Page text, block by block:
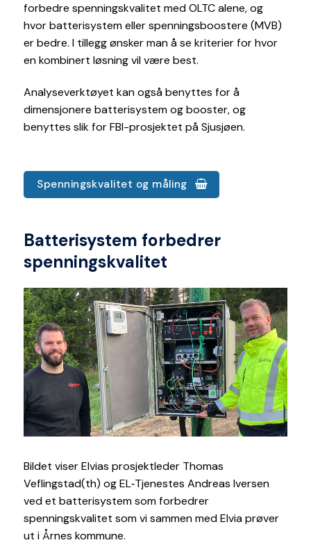
forbedre spenningskvalitet med OLTC alene, og
hvor batterisystem eller spenningsboostere (MVB)
er bedre. I tillegg ønsker man å se kriterier for hvor
en kombinert løsning vil være best.
Analyseverktøyet kan også benyttes for å
dimensjonere batterisystem og booster, og
benyttes slik for FBI-prosjektet på Sjusjøen.
Spenningskvalitet og måling
Batterisystem forbedrer
spenningskvalitet
Bildet viser Elvias prosjektleder Thomas
Veflingstad(th) og EL‐Tjenestes Andreas Iversen
ved et batterisystem som forbedrer
spenningskvalitet som vi sammen med Elvia prøver
ut i Årnes kommune.